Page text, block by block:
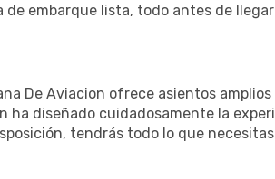
embarque lista, todo antes de
De Aviacion ofrece asientos
diseñado cuidadosamente la
tendrás todo lo que